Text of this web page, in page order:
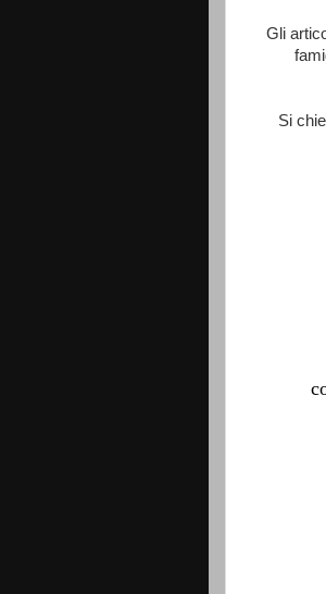
Gli
Si